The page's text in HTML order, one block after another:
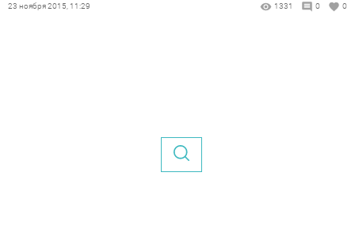
23 ноября 2015, 11:29 1331 0 0